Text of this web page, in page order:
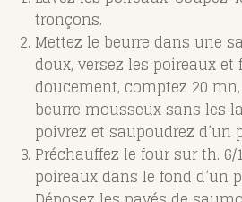
tronçons.
Mettez le beurre dans une
doux, versez les poireaux
doucement, comptez 20
beurre mousseux sans les
poivrez et saupoudrez d’un
Préchauffez le four sur th. 6/
poireaux dans le fond d’un